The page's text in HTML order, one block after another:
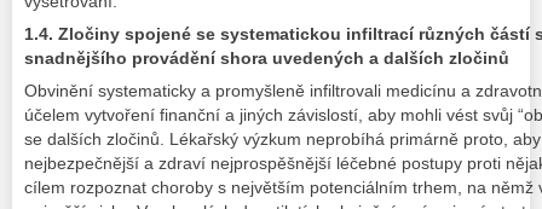
1.4. Zločiny spojené se systematickou infiltrací různých částí
snadnějšího provádění shora uvedených a dalších zločinů
Obvinění systematicky a promyšleně infiltrovali medicínu a
účelem vytvoření finanční a jiných závislostí, aby mohli vést svůj
se dalších zločinů. Lékařský výzkum neprobíhá primárně proto,
nejbezpečnější a zdraví nejprospěšnější léčebné postupy proti
cílem rozpoznat choroby s největším potenciálním trhem, na němž